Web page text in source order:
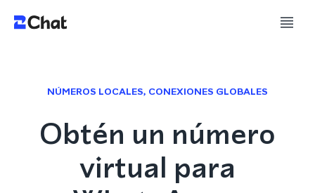
NÚMEROS LOCALES, CONEXIONES GLOBALES
Obtén un número
virtual para